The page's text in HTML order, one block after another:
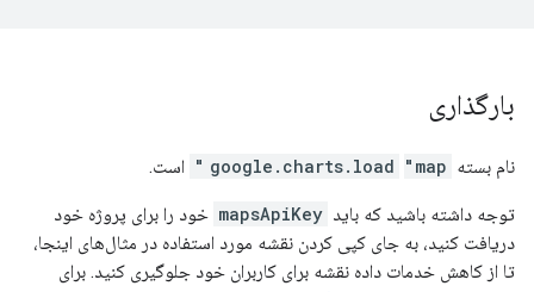
بارگذاری
نام بسته google.charts.load "map" است.
توجه داشته باشید که باید mapsApiKey خود را برای پروژه خود
دریافت کنید، به جای کپی کردن نقشه مورد استفاده در مثال‌های اینجا،
تا از کاهش خدمات داده نقشه برای کاربران خود جلوگیری کنید. برای